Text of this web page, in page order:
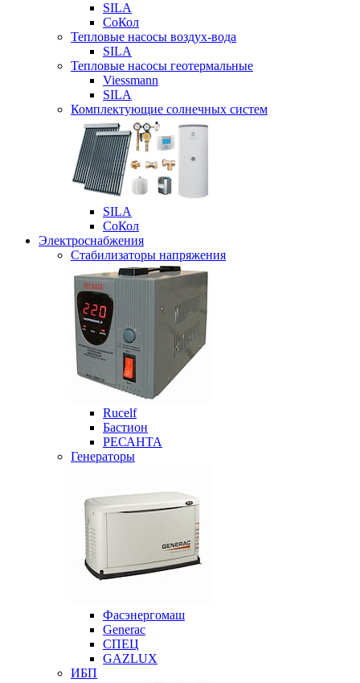
SILA
СоКол
Тепловые насосы воздух-вода
SILA
Тепловые насосы геотермальные
Viessmann
SILA
Комплектующие солнечных систем
SILA
СоКол
Электроснабжения
Стабилизаторы напряжения
Rucelf
Бастион
РЕСАНТА
Генераторы
Фасэнергомаш
Generac
СПЕЦ
GAZLUX
ИБП